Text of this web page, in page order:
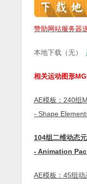
赞助网站服务器
本地下载（无）
相关运动图形
AE模板：240组
- Shape
104组二维动态
- Animation
AE模板：45组